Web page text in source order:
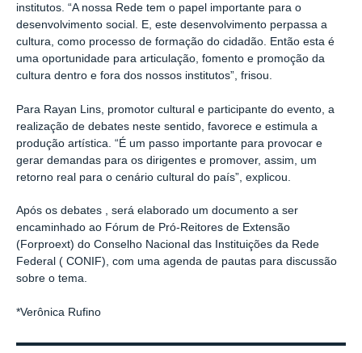
institutos. “A nossa Rede tem o papel importante para o
desenvolvimento social. E, este desenvolvimento perpassa a
cultura, como processo de formação do cidadão. Então esta é
uma oportunidade para articulação, fomento e promoção da
cultura dentro e fora dos nossos institutos”, frisou.
Para Rayan Lins, promotor cultural e participante do evento, a
realização de debates neste sentido, favorece e estimula a
produção artística. “É um passo importante para provocar e
gerar demandas para os dirigentes e promover, assim, um
retorno real para o cenário cultural do país”, explicou.
Após os debates , será elaborado um documento a ser
encaminhado ao Fórum de Pró-Reitores de Extensão
(Forproext) do Conselho Nacional das Instituições da Rede
Federal ( CONIF), com uma agenda de pautas para discussão
sobre o tema.
*Verônica Rufino